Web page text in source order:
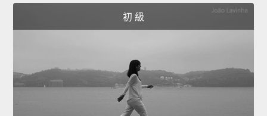
初 級